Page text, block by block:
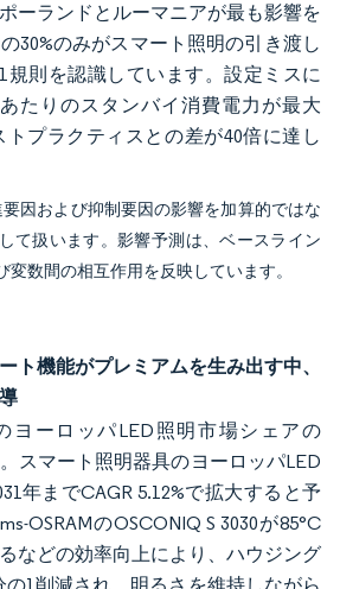
ーランドとルーマニアが最も影響を
30%のみがスマート照明の引き渡し
規則を認識しています。設定ミスに
たりのスタンバイ消費電力が最大
トプラクティスとの差が40倍に達し
因および抑制要因の影響を加算的ではな
て扱います。影響予測は、ベースライン
変数間の相互作用を反映しています。
ト機能がプレミアムを生み出す中、
ヨーロッパLED照明市場シェアの
スマート照明器具のヨーロッパLED
年までCAGR 5.12%で拡大すると予
OSRAMのOSCONIQ S 3030が85°C
などの効率向上により、ハウジング